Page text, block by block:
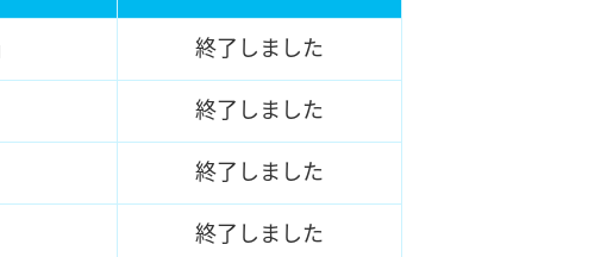
終了しました
終了しました
終了しました
終了しました